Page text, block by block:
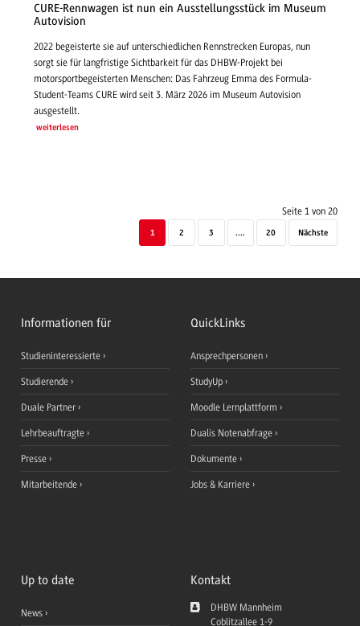
CURE-Rennwagen ist nun ein Ausstellungsstück im Museum
Autovision
2022 begeisterte sie auf unterschiedlichen Rennstrecken Europas, nun
sorgt sie für langfristige Sichtbarkeit für das DHBW-Projekt bei
motorsportbegeisterten Menschen: Das Fahrzeug Emma des Formula-
Student-Teams CURE wird seit 3. März 2026 im Museum Autovision
ausgestellt.
weiterlesen
Seite 1 von 20
1 2 3 .... 20 Nächste
Informationen für
Studieninteressierte
Studierende
Duale Partner
Lehrbeauftragte
Presse
Mitarbeitende
QuickLinks
Ansprechpersonen
StudyUp
Moodle Lernplattform
Dualis Notenabfrage
Dokumente
Jobs & Karriere
Up to date
News
Kontakt
DHBW Mannheim
Coblitzallee 1-9